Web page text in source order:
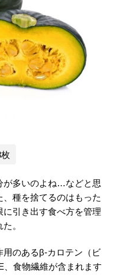
が多いのよね…などと思
種を捨てるのはもった
引き出す食べ方を管理
。
用のあるβ-カロテン（ビ
、食物繊維が含まれます